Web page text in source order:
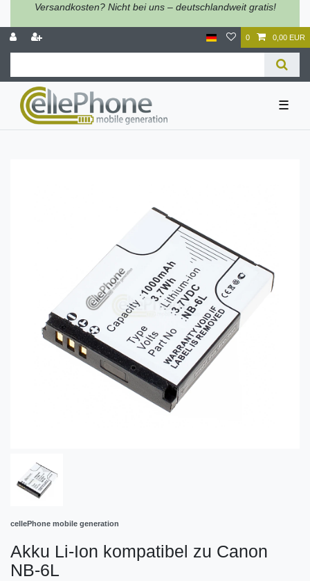
Versandkosten? Nicht bei uns – deutschlandweit gratis!
0 0,00 EUR
☰
cellePhone mobile generation
Akku Li-Ion kompatibel zu Canon
NB-6L